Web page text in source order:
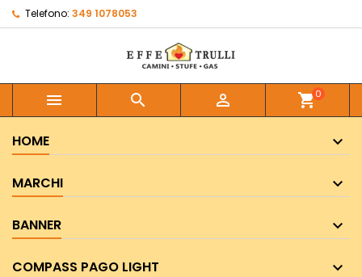
Telefono: 349 1078053
   shopping_cart0
HOME
MARCHI
BANNER
COMPASS PAGO LIGHT